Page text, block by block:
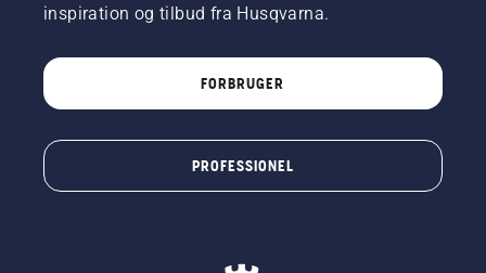
inspiration og tilbud fra Husqvarna.
FORBRUGER
PROFESSIONEL